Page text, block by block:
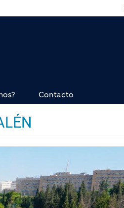
Contacto